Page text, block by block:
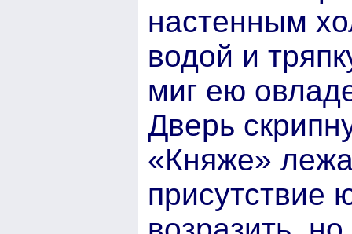
настенным
водой и
миг ею
Дверь
«Княже»
присутствие